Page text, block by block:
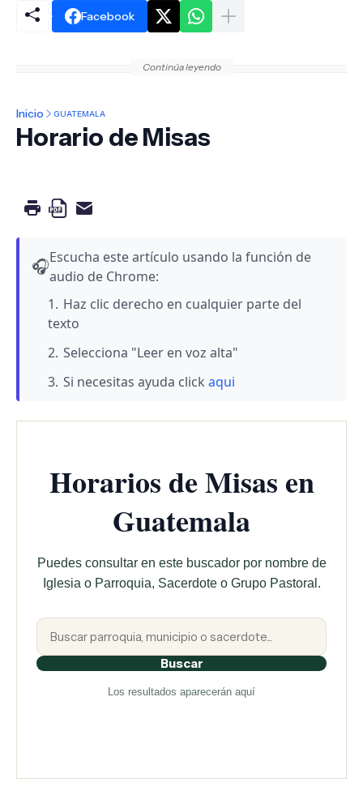
Facebook
Continúa leyendo
Inicio GUATEMALA
Horario de Misas
🎧Escucha este artículo usando la función de
audio de Chrome:
Haz clic derecho en cualquier parte del
texto
Selecciona "Leer en voz alta"
Si necesitas ayuda click aqui
Horarios de Misas en
Guatemala
Puedes consultar en este buscador por nombre de
Iglesia o Parroquia, Sacerdote o Grupo Pastoral.
Buscar
Los resultados aparecerán aquí